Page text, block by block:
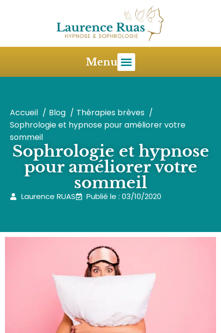
Menu
Accueil Blog
Thérapies brèves
Sophrologie et hypnose pour améliorer votre
sommeil
Sophrologie et hypnose
pour améliorer votre
sommeil
Laurence RUAS Publié le : 03/10/2020